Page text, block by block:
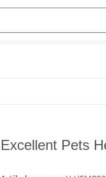
Excellent Pets